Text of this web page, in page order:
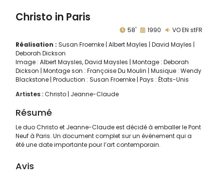
Artistes :Christo Jeanne-Claude
Christo in Paris
58' 1990
VO EN stFR
Réalisation : Susan Froemke Albert Mayles David Mayles
Deborah Dickson
Image : Albert Maysles, David Maysles | Montage : Deborah
Dickson | Montage son : Françoise Du Moulin | Musique : Wendy
Blackstone | Production : Susan Froemke | Pays : États-Unis
Résumé
Le duo Christo et Jeanne-Claude est décidé à emballer le Pont
Neuf à Paris. Un document complet sur un événement qui a
été une date importante pour l’art contemporain.
Avis